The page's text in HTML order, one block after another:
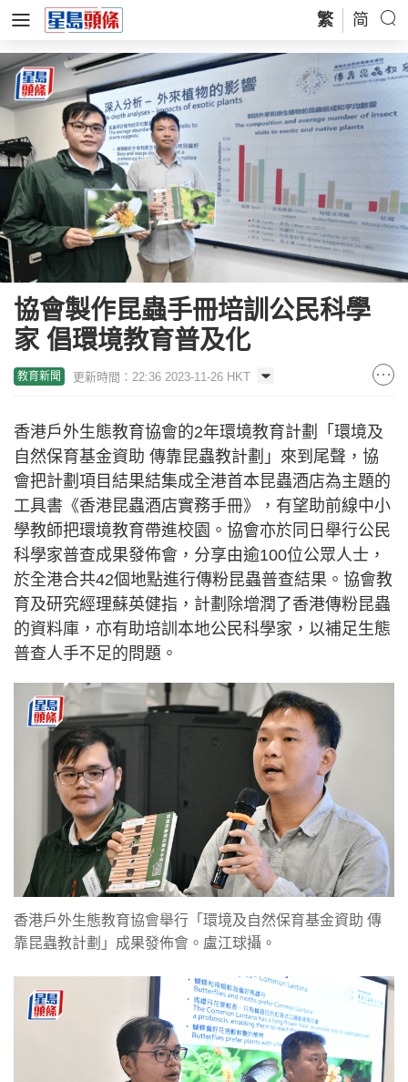
繁 简
協會製作昆蟲手冊培訓公民科學
家 倡環境教育普及化
教育新聞 更新時間：22:36 2023-11-26 HKT
香港戶外生態教育協會的2年環境教育計劃「環境及
自然保育基金資助 傳靠昆蟲教計劃」來到尾聲，協
會把計劃項目結果結集成全港首本昆蟲酒店為主題的
工具書《香港昆蟲酒店實務手冊》，有望助前線中小
學教師把環境教育帶進校園。協會亦於同日舉行公民
科學家普查成果發佈會，分享由逾100位公眾人士，
於全港合共42個地點進行傳粉昆蟲普查結果。協會教
育及研究經理蘇英健指，計劃除增潤了香港傳粉昆蟲
的資料庫，亦有助培訓本地公民科學家，以補足生態
普查人手不足的問題。
香港戶外生態教育協會舉行「環境及自然保育基金資助 傳
靠昆蟲教計劃」成果發佈會。盧江球攝。